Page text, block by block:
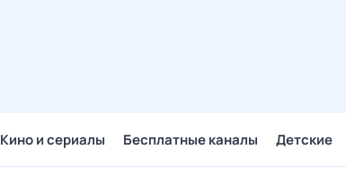
Кино и сериалы Бесплатные каналы Детские